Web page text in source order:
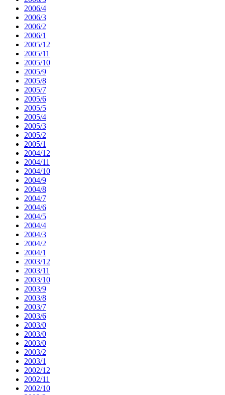
2006/4
2006/3
2006/2
2006/1
2005/12
2005/11
2005/10
2005/9
2005/8
2005/7
2005/6
2005/5
2005/4
2005/3
2005/2
2005/1
2004/12
2004/11
2004/10
2004/9
2004/8
2004/7
2004/6
2004/5
2004/4
2004/3
2004/2
2004/1
2003/12
2003/11
2003/10
2003/9
2003/8
2003/7
2003/6
2003/0
2003/0
2003/0
2003/2
2003/1
2002/12
2002/11
2002/10